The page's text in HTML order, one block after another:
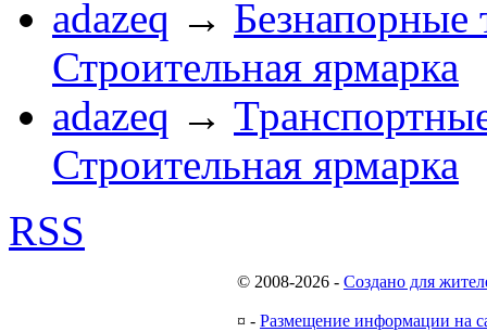
adazeq → Безнапорные
Строительная ярмарка
adazeq →
Строительная ярмарка
RSS
© 2008-2026 - Создано для
¤ - Размещение информации на